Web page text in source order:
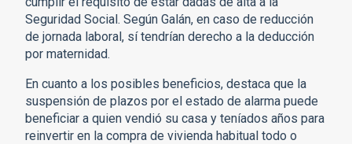
Seguridad Social. Según Galán, en caso de reducción
de jornada laboral, sí tendrían derecho a la deducción
por maternidad.
En cuanto a los posibles beneficios, destaca que la
suspensión de plazos por el estado de alarma puede
beneficiar a quien vendió su casa y teníados años para
reinvertir en la compra de vivienda habitual todo o